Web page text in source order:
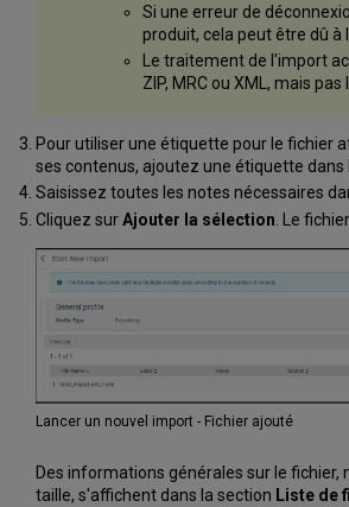
Si une erreur de
produit, cela peut être dû à
Le traitement de l'import
ZIP, MRC ou XML, mais pas
Pour utiliser une étiquette pour le fichier
ses contenus, ajoutez une étiquette dans
Saisissez toutes les notes nécessaires
Cliquez surAjouter la sélection . Le
Lancer un nouvel import - Fichier ajouté
Des informations générales sur le fichier,
taille, s'affichent dans la section Liste de